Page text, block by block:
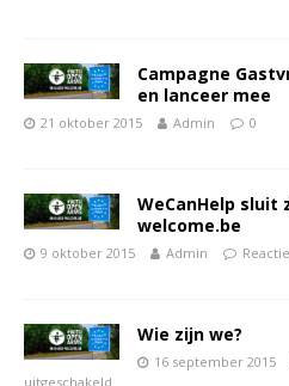
Campagne
en lanceer mee
21 oktober 2015 Admin 0
WeCanHelp sluit
welcome.be
9 oktober 2015 Admin
Wie zijn we?
16 september 2015
uitgeschakeld